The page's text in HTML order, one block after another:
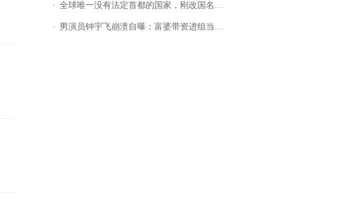
全球唯一没有法定首都的国家，刚改国名，总统就邀请中国大使骑行绕了几乎整个国境线一圈，还曾两次到中国寻根
男演员钟宇飞崩溃自曝：富婆带资进组当女主角，50多集短剧强加60余场吻戏......不敢得罪只能强忍